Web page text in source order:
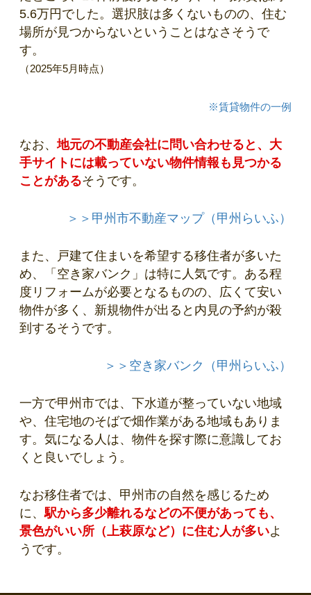
5.6万円でした。選択肢は多くないものの、住む
場所が見つからないということはなさそうで
す。
（2025年5月時点）
※賃貸物件の一例
なお、地元の不動産会社に問い合わせると、大
手サイトには載っていない物件情報も見つかる
ことがあるそうです。
＞＞甲州市不動産マップ（甲州らいふ）
また、戸建て住まいを希望する移住者が多いた
め、「空き家バンク」は特に人気です。ある程
度リフォームが必要となるものの、広くて安い
物件が多く、新規物件が出ると内見の予約が殺
到するそうです。
＞＞空き家バンク（甲州らいふ）
一方で甲州市では、下水道が整っていない地域
や、住宅地のそばで畑作業がある地域もありま
す。気になる人は、物件を探す際に意識してお
くと良いでしょう。
なお移住者では、甲州市の自然を感じるため
に、駅から多少離れるなどの不便があっても、
景色がいい所（上萩原など）に住む人が多いよ
うです。